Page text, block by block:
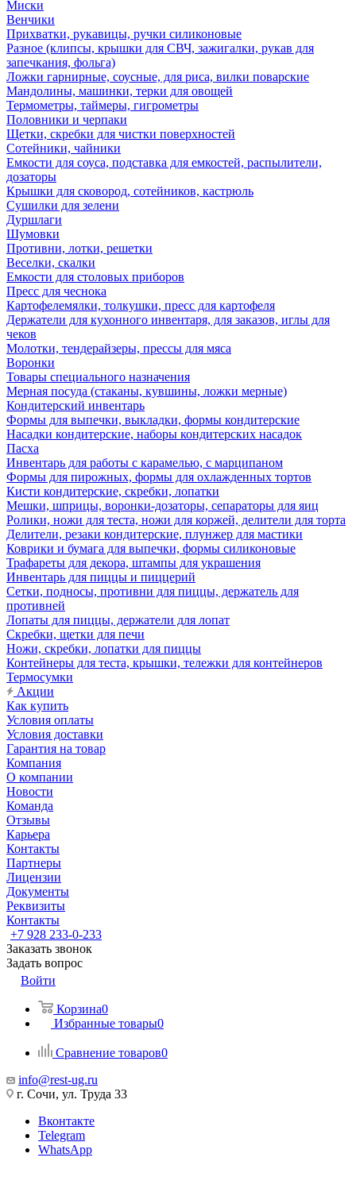
Миски
Венчики
Прихватки, рукавицы, ручки силиконовые
Разное (клипсы, крышки для СВЧ, зажигалки, рукав для
запечкания, фольга)
Ложки гарнирные, соусные, для риса, вилки поварские
Мандолины, машинки, терки для овощей
Термометры, таймеры, гигрометры
Половники и черпаки
Щетки, скребки для чистки поверхностей
Сотейники, чайники
Емкости для соуса, подставка для емкостей, распылители,
дозаторы
Крышки для сковород, сотейников, кастрюль
Сушилки для зелени
Дуршлаги
Шумовки
Противни, лотки, решетки
Веселки, скалки
Емкости для столовых приборов
Пресс для чеснока
Картофелемялки, толкушки, пресс для картофеля
Держатели для кухонного инвентаря, для заказов, иглы для
чеков
Молотки, тендерайзеры, прессы для мяса
Воронки
Товары специального назначения
Мерная посуда (стаканы, кувшины, ложки мерные)
Кондитерский инвентарь
Формы для выпечки, выкладки, формы кондитерские
Насадки кондитерские, наборы кондитерских насадок
Пасха
Инвентарь для работы с карамелью, с марципаном
Формы для пирожных, формы для охлажденных тортов
Кисти кондитерские, скребки, лопатки
Мешки, шприцы, воронки-дозаторы, сепараторы для яиц
Ролики, ножи для теста, ножи для коржей, делители для торта
Делители, резаки кондитерские, плунжер для мастики
Коврики и бумага для выпечки, формы силиконовые
Трафареты для декора, штампы для украшения
Инвентарь для пиццы и пиццерий
Сетки, подносы, противни для пиццы, держатель для
противней
Лопаты для пиццы, держатели для лопат
Скребки, щетки для печи
Ножи, скребки, лопатки для пиццы
Контейнеры для теста, крышки, тележки для контейнеров
Термосумки
Акции
Как купить
Условия оплаты
Условия доставки
Гарантия на товар
Компания
О компании
Новости
Команда
Отзывы
Карьера
Контакты
Партнеры
Лицензии
Документы
Реквизиты
Контакты
+7 928 233-0-233
Заказать звонок
Задать вопрос
Войти
Корзина0
Избранные товары0
Сравнение товаров0
info@rest-ug.ru
г. Сочи, ул. Труда 33
Вконтакте
Telegram
WhatsApp